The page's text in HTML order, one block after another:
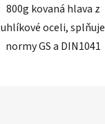
800g kovaná hlava z
uhlíkové oceli, splňuje
normy GS a DIN1041